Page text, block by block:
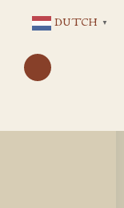
DUTCH ▼